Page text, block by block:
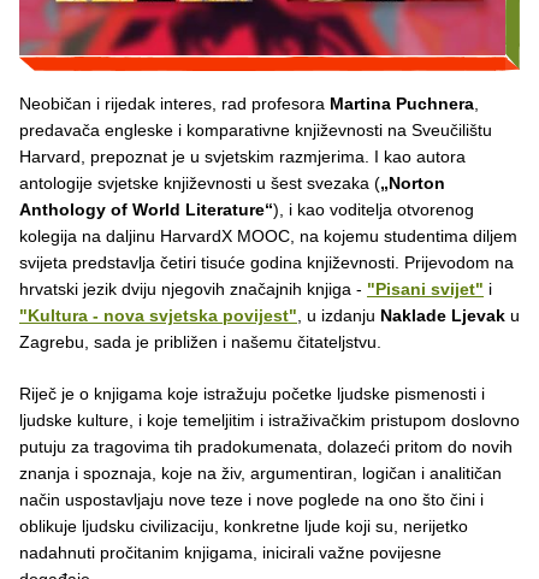
Neobičan i rijedak interes, rad profesora Martina Puchnera
predavača engleske i komparativne književnosti na Sveučilištu
Harvard, prepoznat je u svjetskim razmjerima. I kao autora
antologije svjetske književnosti u šest svezaka („Norton
Anthology of World Literature“), i kao voditelja otvorenog
kolegija na daljinu HarvardX MOOC, na kojemu studentima diljem
svijeta predstavlja četiri tisuće godina književnosti. Prijevodom na
hrvatski jezik dviju njegovih značajnih knjiga - "Pisani svijet" i
"Kultura - nova svjetska povijest" , u izdanju Naklade Ljevak u
Zagrebu, sada je približen i našemu čitateljstvu.
Riječ je o knjigama koje istražuju početke ljudske pismenosti i
ljudske kulture, i koje temeljitim i istraživačkim pristupom doslovno
putuju za tragovima tih pradokumenata, dolazeći pritom do novih
znanja i spoznaja, koje na živ, argumentiran, logičan i analitičan
način uspostavljaju nove teze i nove poglede na ono što čini i
oblikuje ljudsku civilizaciju, konkretne ljude koji su, nerijetko
nadahnuti pročitanim knjigama, inicirali važne povijesne